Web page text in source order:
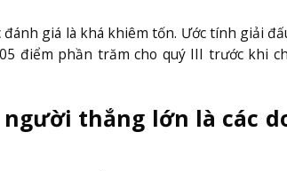
giá là khá khiêm tốn. Ước tính giải
điểm phần trăm cho quý III trước khi
thắng lớn là các